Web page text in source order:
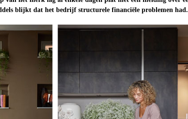
blijkt dat het bedrijf structurele financiële problemen had.